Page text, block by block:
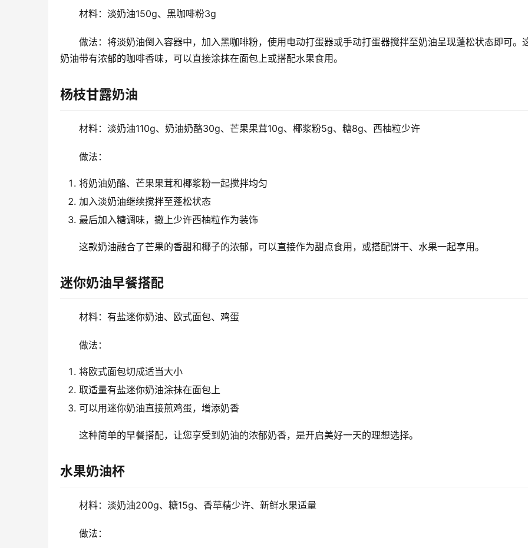
材料：淡奶油150g、黑咖啡粉3g
做法：将淡奶油倒入容器中，加入黑咖啡粉，使用电动打蛋器或手动打蛋器搅拌至奶油呈现蓬松状态即可。
奶油带有浓郁的咖啡香味，可以直接涂抹在面包上或搭配水果食用。
杨枝甘露奶油
材料：淡奶油110g、奶油奶酪30g、芒果果茸10g、椰浆粉5g、糖8g、西柚粒少许
做法：
将奶油奶酪、芒果果茸和椰浆粉一起搅拌均匀
加入淡奶油继续搅拌至蓬松状态
最后加入糖调味，撒上少许西柚粒作为装饰
这款奶油融合了芒果的香甜和椰子的浓郁，可以直接作为甜点食用，或搭配饼干、水果一起享用。
迷你奶油早餐搭配
材料：有盐迷你奶油、欧式面包、鸡蛋
做法：
将欧式面包切成适当大小
取适量有盐迷你奶油涂抹在面包上
可以用迷你奶油直接煎鸡蛋，增添奶香
这种简单的早餐搭配，让您享受到奶油的浓郁奶香，是开启美好一天的理想选择。
水果奶油杯
材料：淡奶油200g、糖15g、香草精少许、新鲜水果适量
做法：